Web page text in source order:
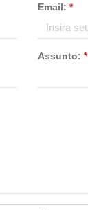
Email: *
Assunto: *